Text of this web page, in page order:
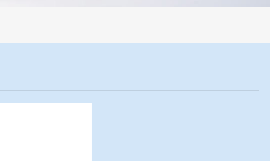
没有人为误差，焦球形状与人工制焦球法一致或优于人工